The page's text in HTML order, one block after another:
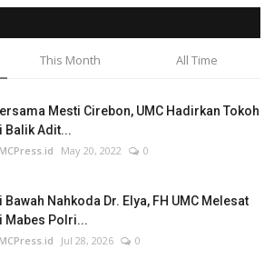
This Month All Time
Mesti Cirebon, UMC Hadirkan Tokoh
Balik Adit...
May 20, 2022 0
Bawah Nahkoda Dr. Elya, FH UMC Melesat
Mabes Polri...
Jul 28, 2026 0